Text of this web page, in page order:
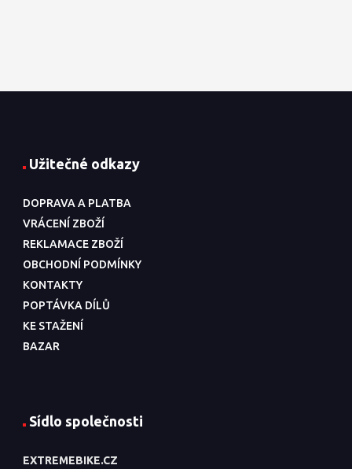
Užitečné odkazy
DOPRAVA A PLATBA
VRÁCENÍ ZBOŽÍ
REKLAMACE ZBOŽÍ
OBCHODNÍ PODMÍNKY
KONTAKTY
POPTÁVKA DÍLŮ
KE STAŽENÍ
BAZAR
Sídlo společnosti
EXTREMEBIKE.CZ